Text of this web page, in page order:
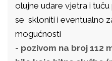
olujne udare vjetra i
se skloniti i eventualno
mogućnosti
- pozivom na broj 112